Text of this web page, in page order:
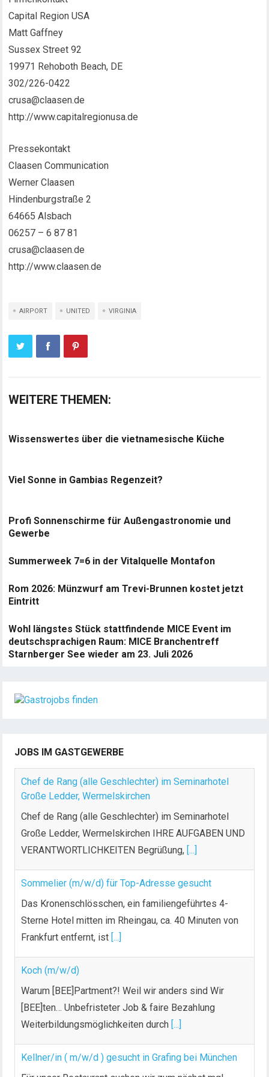
Capital Region USA
Matt Gaffney
Sussex Street 92
19971 Rehoboth Beach, DE
302/226-0422
crusa@claasen.de
http://www.capitalregionusa.de
Pressekontakt
Claasen Communication
Werner Claasen
Hindenburgstraße 2
64665 Alsbach
06257 – 6 87 81
crusa@claasen.de
http://www.claasen.de
AIRPORT UNITED VIRGINIA
WEITERE THEMEN:
Wissenswertes über die vietnamesische Küche
Viel Sonne in Gambias Regenzeit?
Profi Sonnenschirme für Außengastronomie und
Gewerbe
Summerweek 7=6 in der Vitalquelle Montafon
Rom 2026: Münzwurf am Trevi-Brunnen kostet jetzt
Eintritt
Wohl längstes Stück stattfindende MICE Event im
deutschsprachigen Raum: MICE Branchentreff
Starnberger See wieder am 23. Juli 2026
JOBS IM GASTGEWERBE
Chef de Rang (alle Geschlechter) im Seminarhotel
Große Ledder, Wermelskirchen
Chef de Rang (alle Geschlechter) im Seminarhotel
Große Ledder, Wermelskirchen IHRE AUFGABEN UND
VERANTWORTLICHKEITEN Begrüßung, [...]
Sommelier (m/w/d) für Top-Adresse gesucht
Das Kronenschlösschen, ein familiengeführtes 4-
Sterne Hotel mitten im Rheingau, ca. 40 Minuten von
Frankfurt entfernt, ist [...]
Koch (m/w/d)
Warum [BEE]Partment?! Weil wir anders sind Wir
[BEE]ten… Unbefristeter Job & faire Bezahlung
Weiterbildungsmöglichkeiten durch [...]
Kellner/in ( m/w/d ) gesucht in Grafing bei München